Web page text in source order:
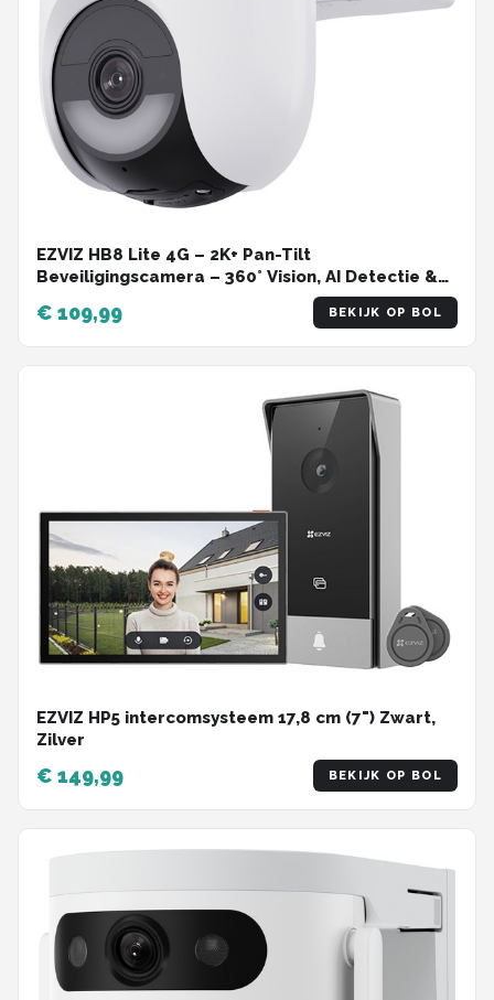
EZVIZ HB8 Lite 4G – 2K+ Pan-Tilt
Beveiligingscamera – 360° Vision, AI Detectie &
Auto Tracking – Kleur Nachtzicht – WiFi 6 –
Sirene & Spotlight – IP65
€ 109,99 BEKIJK OP BOL
EZVIZ HP5 intercomsysteem 17,8 cm (7") Zwart,
Zilver
€ 149,99 BEKIJK OP BOL